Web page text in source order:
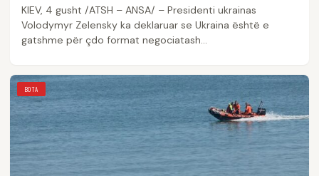
KIEV, 4 gusht /ATSH – ANSA/ – Presidenti ukrainas
Volodymyr Zelensky ka deklaruar se Ukraina është e
gatshme për çdo format negociatash…
BOTA